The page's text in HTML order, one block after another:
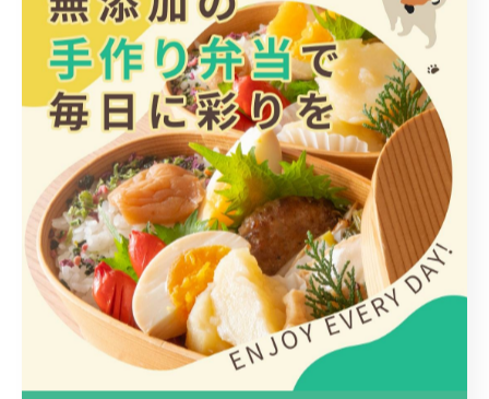
カテゴリー Categories
全てのカテゴリー
日替わり
惣菜
手作り
ヘルシー
1人